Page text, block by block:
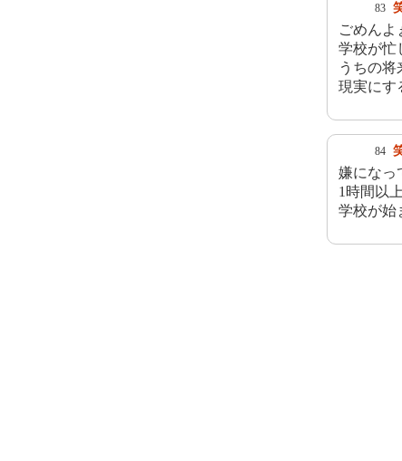
83
ごめんよ
学校が忙
うちの将
現実にす
84
嫌になっ
1時間以
学校が始